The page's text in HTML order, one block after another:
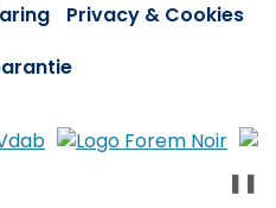
Privacy & Cookies
❚❚